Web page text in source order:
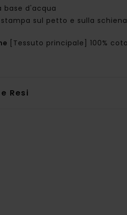
base d'acqua
stampa sul petto e sulla schiena
[Tessuto principale] 100%
Resi